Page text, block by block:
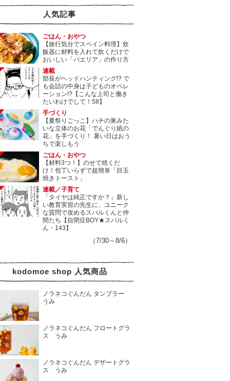
人気記事
ごはん・おやつ
【旅行気分でスペイン料理】炊
飯器に材料を入れて炊くだけで
おいしい「パエリア」の作り方
連載
部長がヘッドハンティング!? で
も会話の中身は子どものオペレ
ーション!?【こんな上司と働き
たいわけでして！58】
手づくり
【夏祭りごっこ】ハチの巣みた
いな立体のお花「でんぐり紙の
花」を手づくり！ 暑い日はおう
ちで楽しもう
ごはん・おやつ
【材料3つ！】のせて焼くだ
け！包丁いらずで超簡単「目玉
焼きトースト」
連載／子育て
「タイヤは純正ですか？」新し
い教育実習の先生に、ユニーク
な質問で攻めるスバルくんと仲
間たち【自閉症BOY★スバルく
ん・143】
（7/30～8/6）
kodomoe shop 人気商品
ノラネコぐんだん タンブラー
うみ
ノラネコぐんだん フロートグラ
ス うみ
ノラネコぐんだん デザートグラ
ス うみ